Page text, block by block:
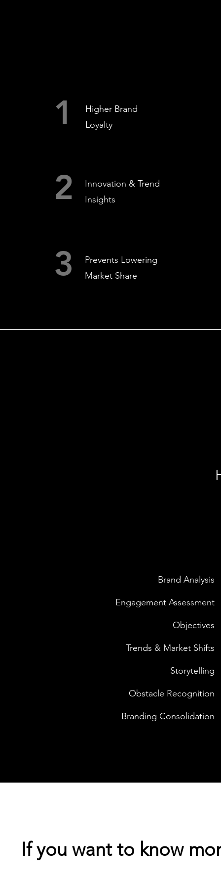
1
Higher Brand
Loyalty
2
Innovation & Trend
Insights
3
Prevents Lowering
Market Share
Brand Analysis
Engagement Assessment
Objectives
Trends & Market Shifts
Storytelling
Obstacle Recognition
Branding Consolidation
If you want to know